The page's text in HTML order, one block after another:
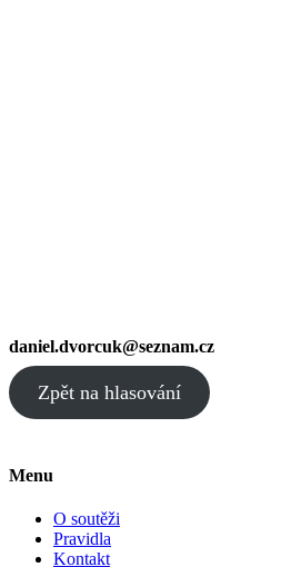
daniel.dvorcuk@seznam.cz
Zpět na hlasování
Menu
O soutěži
Pravidla
Kontakt